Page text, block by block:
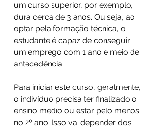
um curso superior, por exemplo,
dura cerca de 3 anos. Ou seja, ao
optar pela formação técnica, o
estudante é capaz de conseguir
um emprego com 1 ano e meio de
antecedência.
Para iniciar este curso, geralmente,
o indivíduo precisa ter finalizado o
ensino médio ou estar pelo menos
no 2º ano. Isso vai depender dos